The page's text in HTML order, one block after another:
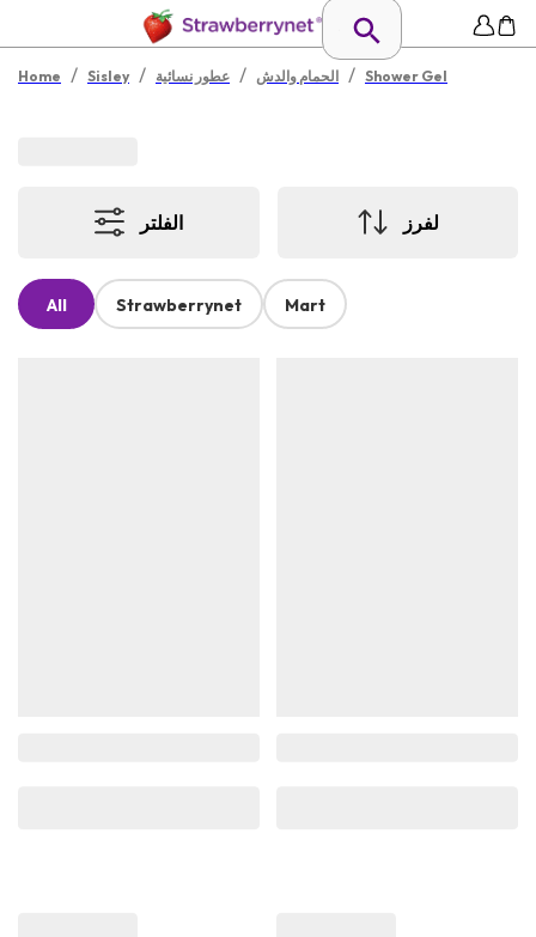
Home / Sisley / عطور نسائية / الحمام والدش / Shower Gel
الفلتر لفرز
All Strawberrynet Mart